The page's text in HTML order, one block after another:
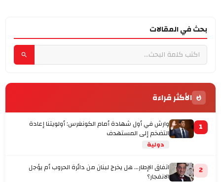
بحث في المقالات
الأكثر قراءة
1 وارش في أول شهادة أمام الكونغرس: أولويتنا إعادة
التضخم إلى المستهدف
دولية
2 اتفاق الإطار... هل يخرج لبنان من دائرة الحروب أم يؤجل
الانفجار؟